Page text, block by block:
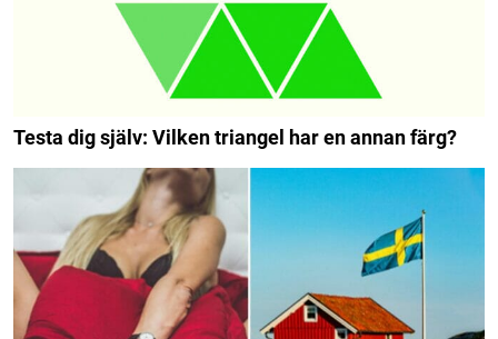
Testa dig själv: Vilken triangel har en annan färg?